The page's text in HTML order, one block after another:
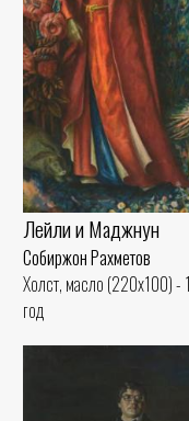
Лейли и Маджнун
Собиржон Рахметов
Холст, масло (220x100) -
год